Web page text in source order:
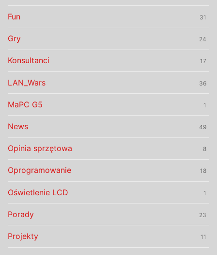
Fun 31
Gry 24
Konsultanci 17
LAN_Wars 36
MaPC G5 1
News 49
Opinia sprzętowa 8
Oprogramowanie 18
Oświetlenie LCD 1
Porady 23
Projekty 11